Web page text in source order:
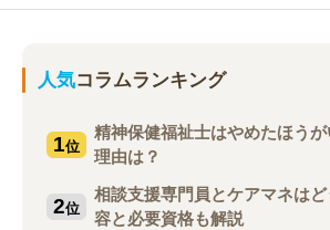
人気コラムランキング
1位
精神保健福祉士はやめたほう
理由は？
2位
相談支援専門員とケアマネは
容と必要資格も解説